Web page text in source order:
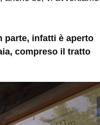
parte, infatti è aperto
compreso il tratto